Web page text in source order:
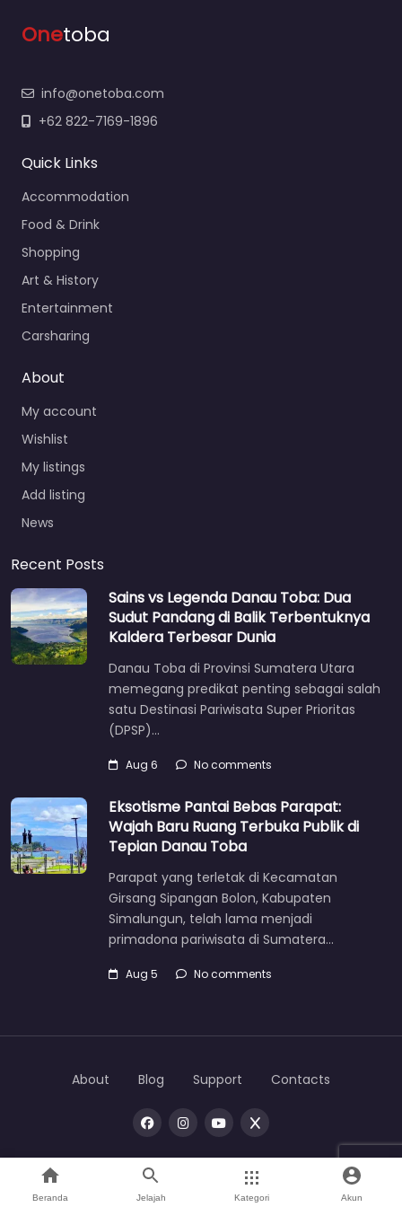
Onetoba
info@onetoba.com
+62 822-7169-1896
Quick Links
Accommodation
Food & Drink
Shopping
Art & History
Entertainment
Carsharing
About
My account
Wishlist
My listings
Add listing
News
Recent Posts
Sains vs Legenda Danau Toba: Dua
Sudut Pandang di Balik Terbentuknya
Kaldera Terbesar Dunia
Danau Toba di Provinsi Sumatera Utara
memegang predikat penting sebagai salah
satu Destinasi Pariwisata Super Prioritas
(DPSP)…
Aug 6 No comments
Eksotisme Pantai Bebas Parapat:
Wajah Baru Ruang Terbuka Publik di
Tepian Danau Toba
Parapat yang terletak di Kecamatan
Girsang Sipangan Bolon, Kabupaten
Simalungun, telah lama menjadi
primadona pariwisata di Sumatera…
Aug 5 No comments
Copyright © 2026 | One
About Blog Support Contacts
Beranda Jelajah Kategori Akun
Home Search Direktori Account